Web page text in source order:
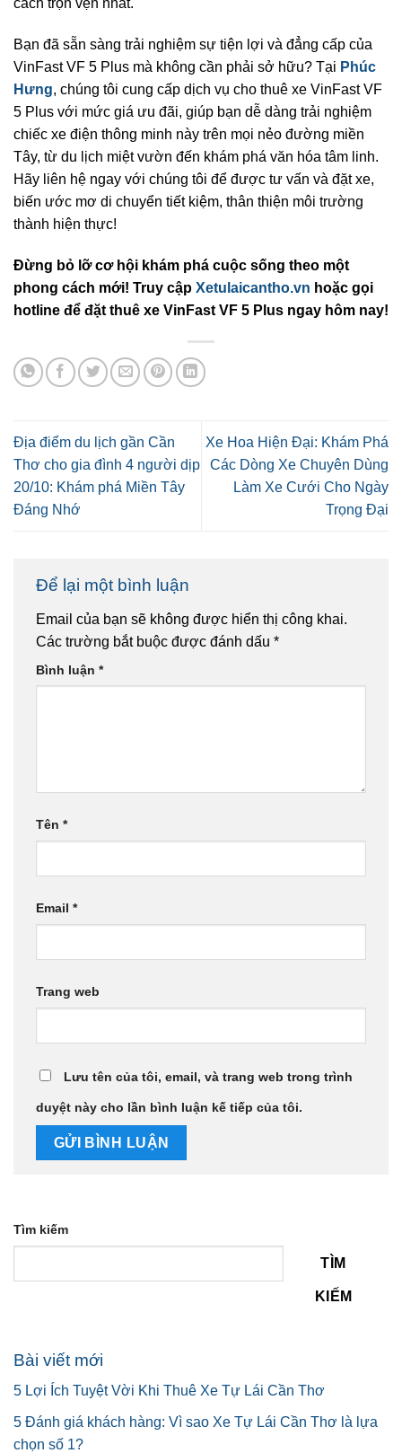
cách trọn vẹn nhất.
Bạn đã sẵn sàng trải nghiệm sự tiện lợi và đẳng cấp của
VinFast VF 5 Plus mà không cần phải sở hữu? Tại Phúc
Hưng, chúng tôi cung cấp dịch vụ cho thuê xe VinFast VF
5 Plus với mức giá ưu đãi, giúp bạn dễ dàng trải nghiệm
chiếc xe điện thông minh này trên mọi nẻo đường miền
Tây, từ du lịch miệt vườn đến khám phá văn hóa tâm linh.
Hãy liên hệ ngay với chúng tôi để được tư vấn và đặt xe,
biến ước mơ di chuyển tiết kiệm, thân thiện môi trường
thành hiện thực!
Đừng bỏ lỡ cơ hội khám phá cuộc sống theo một
phong cách mới! Truy cập Xetulaicantho.vn hoặc gọi
hotline để đặt thuê xe VinFast VF 5 Plus ngay hôm nay!
Địa điểm du lịch gần Cần
Thơ cho gia đình 4 người dịp
20/10: Khám phá Miền Tây
Đáng Nhớ
Xe Hoa Hiện Đại: Khám Phá
Các Dòng Xe Chuyên Dùng
Làm Xe Cưới Cho Ngày
Trọng Đại
Để lại một bình luận
Email của bạn sẽ không được hiển thị công khai.
Các trường bắt buộc được đánh dấu *
Bình luận *
Tên *
Email *
Trang web
Lưu tên của tôi, email, và trang web trong trình
duyệt này cho lần bình luận kế tiếp của tôi.
Tìm kiếm
TÌM
KIẾM
Bài viết mới
5 Lợi Ích Tuyệt Vời Khi Thuê Xe Tự Lái Cần Thơ
5 Đánh giá khách hàng: Vì sao Xe Tự Lái Cần Thơ là lựa
chọn số 1?